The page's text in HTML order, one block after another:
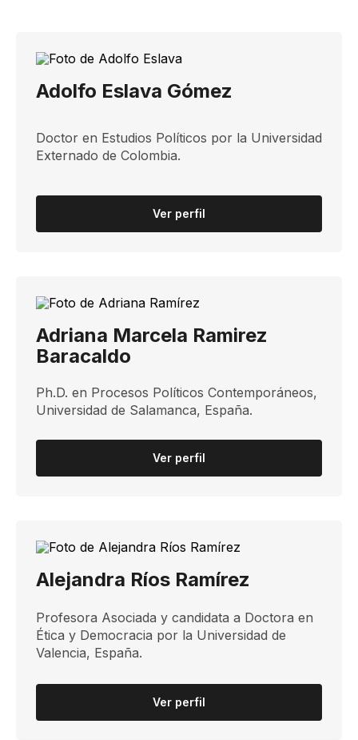
Adolfo Eslava Gómez
Doctor en Estudios Políticos por la Universidad
Externado de Colombia.
Ver perfil
Adriana Marcela Ramirez
Baracaldo
Ph.D. en Procesos Políticos Contemporáneos,
Universidad de Salamanca, España.
Ver perfil
Alejandra Ríos Ramírez
Profesora Asociada y candidata a Doctora en
Ética y Democracia por la Universidad de
Valencia, España.​
Ver perfil